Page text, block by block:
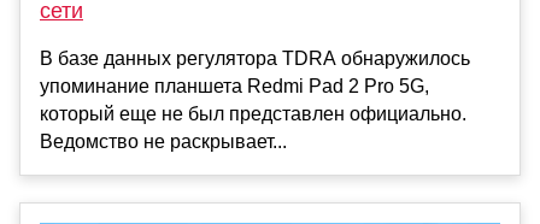
сети
В базе данных регулятора TDRA обнаружилось
упоминание планшета Redmi Pad 2 Pro 5G,
который еще не был представлен официально.
Ведомство не раскрывает...